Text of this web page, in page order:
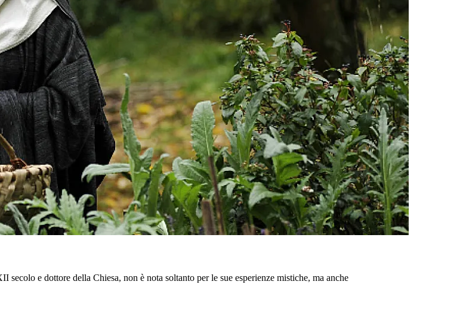
secolo e dottore della Chiesa, non è nota soltanto per le sue esperienze mistiche, ma anche